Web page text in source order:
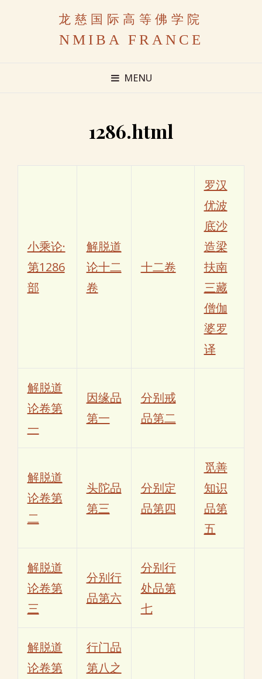
龙慈国际高等佛学院
NMIBA FRANCE
MENU
1286.html
小乘论·
第1286
部
解脱道
论十二
卷
十二卷
罗汉
优波
底沙
造梁
扶南
三藏
僧伽
婆罗
译
解脱道
论卷第
一
因缘品
第一
分别戒
品第二
解脱道
论卷第
二
头陀品
第三
分别定
品第四
觅善
知识
品第
五
解脱道
论卷第
三
分别行
品第六
分别行
处品第
七
解脱道
论卷第
行门品
第八之